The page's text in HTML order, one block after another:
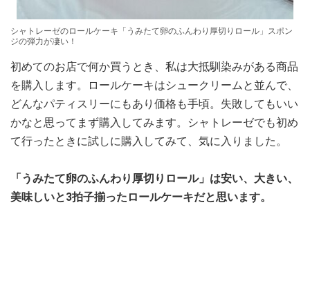
シャトレーゼのロールケーキ「うみたて卵のふんわり厚切りロール」スポン
ジの弾力が凄い！
初めてのお店で何か買うとき、私は大抵馴染みがある商品
を購入します。ロールケーキはシュークリームと並んで、
どんなパティスリーにもあり価格も手頃。失敗してもいい
かなと思ってまず購入してみます。シャトレーゼでも初め
て行ったときに試しに購入してみて、気に入りました。
「うみたて卵のふんわり厚切りロール」は安い、大きい、
美味しいと3拍子揃ったロールケーキだと思います。